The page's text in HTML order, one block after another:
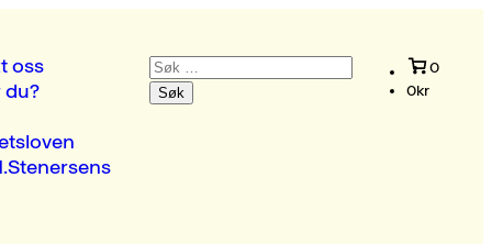
oss
du?
Søk
etter:
0
0kr